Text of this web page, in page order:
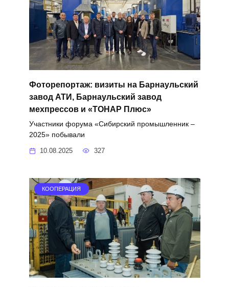
Фоторепортаж: визиты на Барнаульский
завод АТИ, Барнаульский завод
мехпрессов и «ТОНАР Плюс»
Участники форума «Сибирский промышленник –
2025» побывали
10.08.2025 327
КООПЕРАЦИЯ